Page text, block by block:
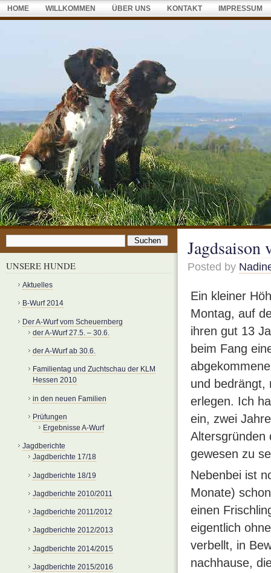
HOME WILLKOMMEN ÜBER UNS KONTAKT IMPRESSUM
Jagdsaison
Posted by
Ein kleiner
Montag, auf
ihren gut 13
beim Fang
und bedrängt,
erlegen. Ich
ein, zwei
Altersgründen
gewesen zu
Nebenbei ist
Monate)
einen
eigentlich
verbellt, in
nachhause,
UNSERE HUNDE
Aktuelles
B-Wurf 2014
Der A-Wurf vom Scheuernberg
der A-Wurf 27.5. – 30.6.
der A-Wurf ab 30.6.
Familientag und Zuchtschau der KLM
Hessen 2010
in den neuen Familien
Prüfungen
Ergebnisse A-Wurf
Jagdberichte
Jagdberichte 17/18
Jagdberichte 18/19
Jagdberichte 2010/2011
Jagdberichte 2011/2012
Jagdberichte 2012/2013
Jagdberichte 2014/2015
Jagdberichte 2015/2016